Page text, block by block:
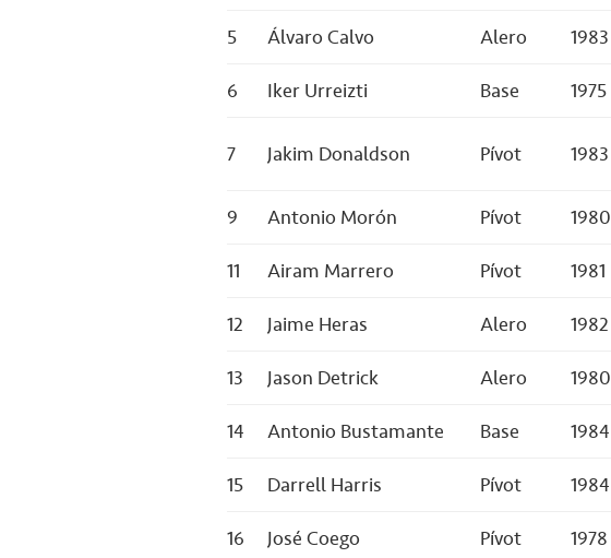
5
Álvaro Calvo Alero 1983
6
Iker Urreizti Base 1975
7 Jakim Donaldson Pívot 1983
9 Antonio Morón Pívot 1980
11
Airam Marrero Pívot 1981
12
Jaime Heras Alero 1982
13
Jason Detrick Alero 1980
14
Antonio Bustamante Base 1984
15
Darrell Harris Pívot 1984
16
José Coego Pívot 1978